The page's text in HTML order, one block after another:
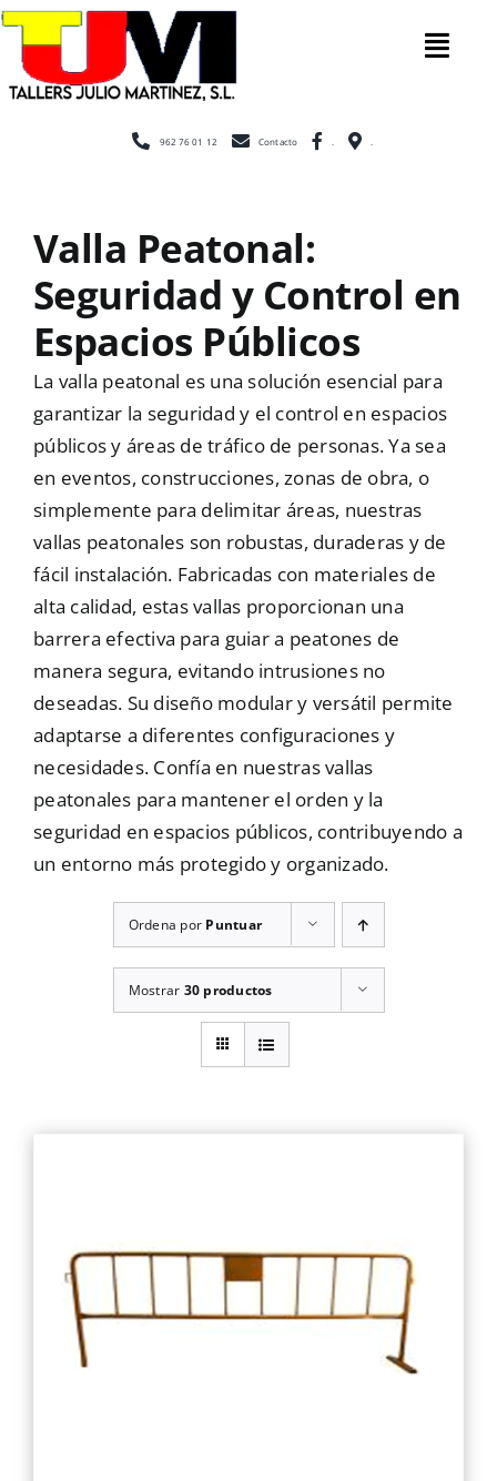
Saltar
contenido
Inicio
Escaleras
Mallas
Noticias
Contacto
962 76 01 12 Contacto
Valla Peatonal:
Seguridad y Control en
Espacios Públicos
La valla peatonal es una solución esencial para
garantizar la seguridad y el control en espacios
públicos y áreas de tráfico de personas. Ya sea
en eventos, construcciones, zonas de obra, o
simplemente para delimitar áreas, nuestras
vallas peatonales son robustas, duraderas y de
fácil instalación. Fabricadas con materiales de
alta calidad, estas vallas proporcionan una
barrera efectiva para guiar a peatones de
manera segura, evitando intrusiones no
deseadas. Su diseño modular y versátil permite
adaptarse a diferentes configuraciones y
necesidades. Confía en nuestras vallas
peatonales para mantener el orden y la
seguridad en espacios públicos, contribuyendo a
un entorno más protegido y organizado.
Ordena por Puntuar
Mostrar 30 productos